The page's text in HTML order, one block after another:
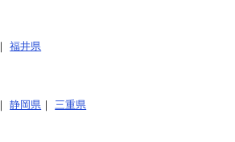
｜福井県
｜静岡県 ｜三重県